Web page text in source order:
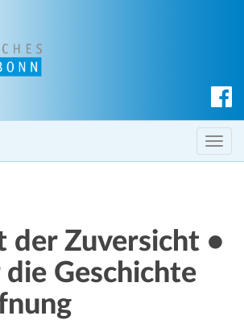
c
h T
o
e
der Zuversicht •
Geschichte